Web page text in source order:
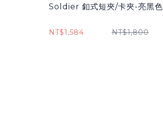
Soldier 釦式短夾/卡夾-亮黑色
NT$1,584 NT$1,800